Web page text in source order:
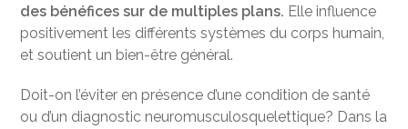
des bénéfices sur de multiples plans. Elle influence
positivement les différents systèmes du corps humain,
et soutient un bien-être général.
Doit-on l’éviter en présence d’une condition de santé
ou d’un diagnostic neuromusculosquelettique? Dans la